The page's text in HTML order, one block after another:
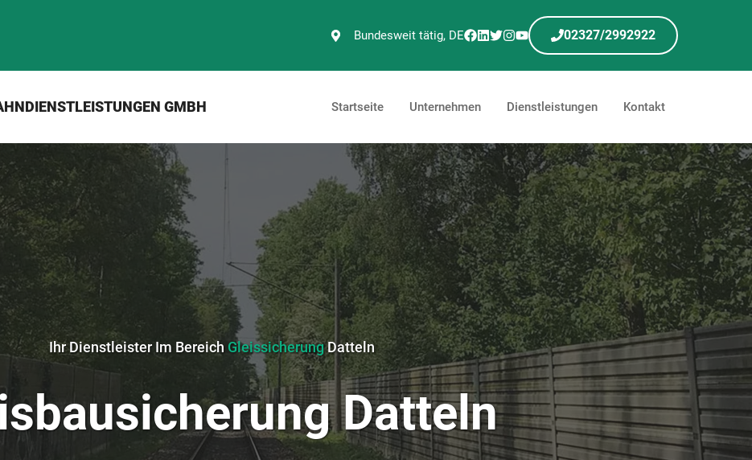
Bundesweit tätig, DE 02327/2992922
GMBH Startseite Unternehmen Dienstleistungen Kontakt
Ihr Dienstleister Im Bereich GleissicherungDatteln
Datteln